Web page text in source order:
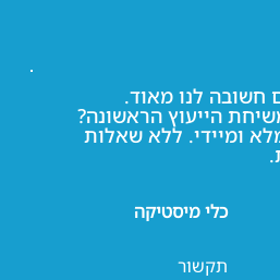
חשובה לנו מאוד.
הייעוץ הראשונה?
ומיידי. ללא שאלות
כלי מיסטיקה
תקשור